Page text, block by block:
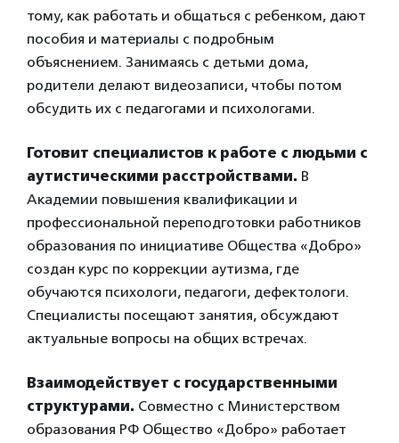
тому, как работать и общаться с ребенком, дают
пособия и материалы с подробным
объяснением. Занимаясь с детьми дома,
родители делают видеозаписи, чтобы потом
обсудить их с педагогами и психологами.
Готовит специалистов к работе с людьми с
аутистическими расстройствами. В
Академии повышения квалификации и
профессиональной переподготовки работников
образования по инициативе Общества «Добро»
создан курс по коррекции аутизма, где
обучаются психологи, педагоги, дефектологи.
Специалисты посещают занятия, обсуждают
актуальные вопросы на общих встречах.
Взаимодействует с государственными
структурами. Совместно с Министерством
образования РФ Общество «Добро» работает